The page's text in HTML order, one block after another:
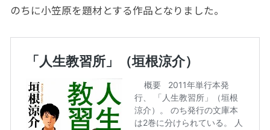
のちに小笠原を題材とする作品となりました。